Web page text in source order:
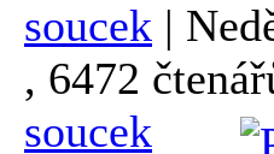
soucek |
, 6472
soucek